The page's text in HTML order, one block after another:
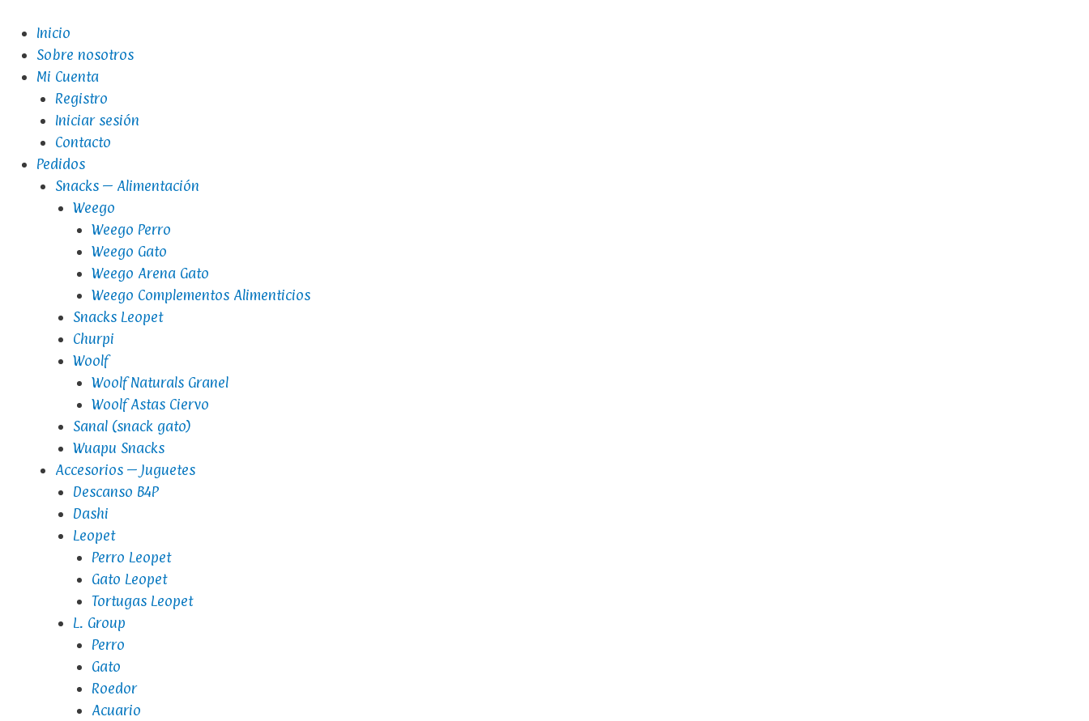
Inicio
Sobre nosotros
Mi Cuenta
Registro
Iniciar sesión
Contacto
Pedidos
Snacks – Alimentación
Weego
Weego Perro
Weego Gato
Weego Arena Gato
Weego Complementos Alimenticios
Snacks Leopet
Churpi
Woolf
Woolf Naturals Granel
Woolf Astas Ciervo
Sanal (snack gato)
Wuapu Snacks
Accesorios – Juguetes
Descanso B4P
Dashi
Leopet
Perro Leopet
Gato Leopet
Tortugas Leopet
L. Group
Perro
Gato
Roedor
Acuario